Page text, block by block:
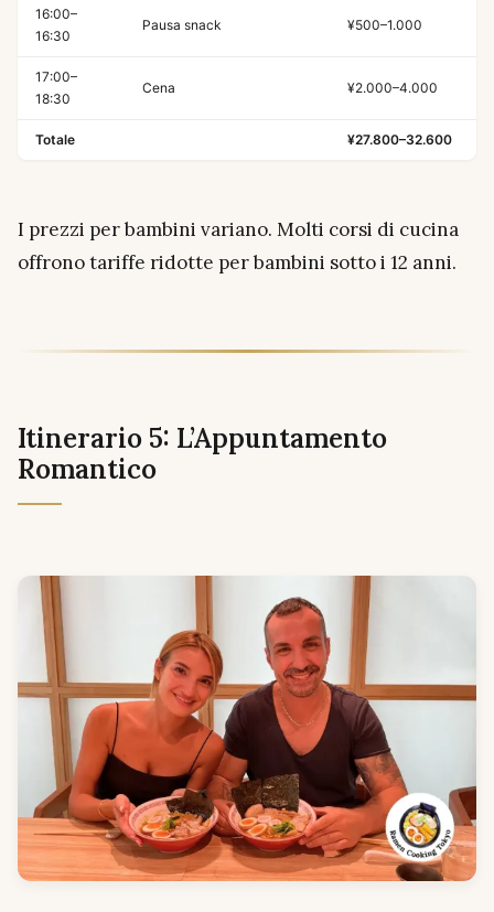
16:00–
16:30
Pausa snack ¥500–1.000
17:00–
18:30
Cena ¥2.000–4.000
Totale ¥27.800–32.600
I prezzi per bambini variano. Molti corsi di cucina
offrono tariffe ridotte per bambini sotto i 12 anni.
Itinerario 5: L’Appuntamento
Romantico